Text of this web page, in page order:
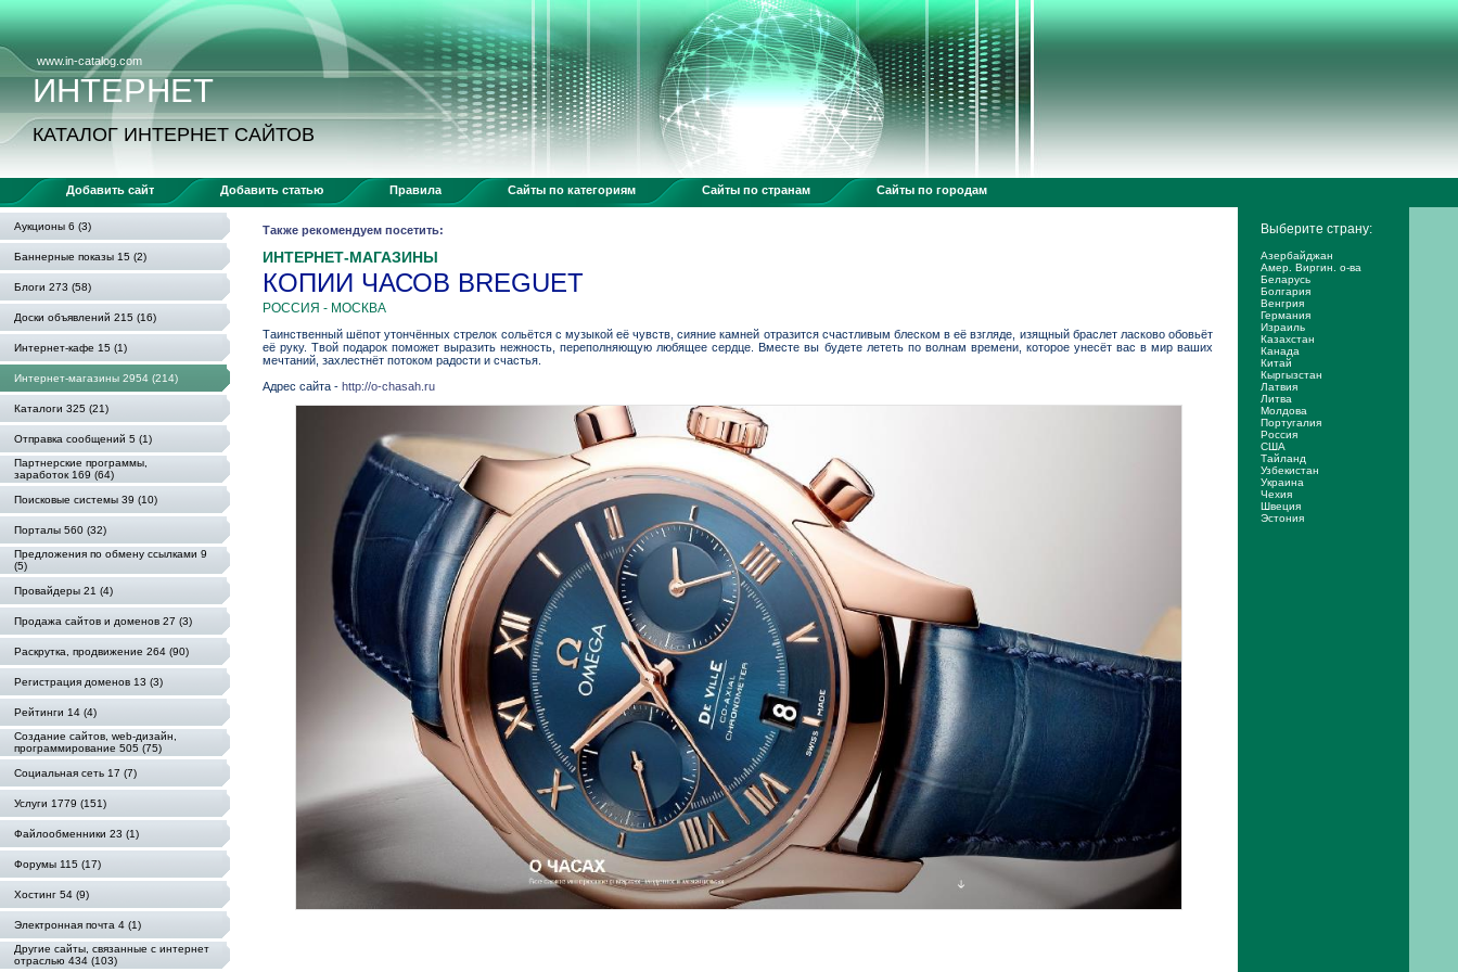
www.in-catalog.com
ИНТЕРНЕТ
КАТАЛОГ ИНТЕРНЕТ САЙТОВ
Добавить сайт Добавить статью Правила Сайты по категориям Сайты по странам Сайты по городам
Аукционы 6 (3)
Баннерные показы 15 (2)
Блоги 273 (58)
Доски объявлений 215 (16)
Интернет-кафе 15 (1)
Интернет-магазины 2954 (214)
Каталоги 325 (21)
Отправка сообщений 5 (1)
Партнерские программы,
заработок 169 (64)
Поисковые системы 39 (10)
Порталы 560 (32)
Предложения по обмену ссылками 9
(5)
Провайдеры 21 (4)
Продажа сайтов и доменов 27 (3)
Раскрутка, продвижение 264 (90)
Регистрация доменов 13 (3)
Рейтинги 14 (4)
Создание сайтов, web-дизайн,
программирование 505 (75)
Социальная сеть 17 (7)
Услуги 1779 (151)
Файлообменники 23 (1)
Форумы 115 (17)
Хостинг 54 (9)
Электронная почта 4 (1)
Другие сайты, связанные с интернет
отраслью 434 (103)
Также рекомендуем посетить:
ИНТЕРНЕТ-МАГАЗИНЫ
КОПИИ ЧАСОВ BREGUET
РОССИЯ - МОСКВА
Таинственный шёпот утончённых стрелок сольётся с музыкой её чувств, сияние камней отразится счастливым блеском в её взгляде, изящный браслет ласково обовьёт
её руку. Твой подарок поможет выразить нежность, переполняющую любящее сердце. Вместе вы будете лететь по волнам времени, которое унесёт вас в мир ваших
мечтаний, захлестнёт потоком радости и счастья.
Адрес сайта - http://o-chasah.ru
Выберите страну:
Азербайджан
Амер. Виргин. о-ва
Беларусь
Болгария
Венгрия
Германия
Израиль
Казахстан
Канада
Китай
Кыргызстан
Латвия
Литва
Молдова
Португалия
Россия
США
Тайланд
Узбекистан
Украина
Чехия
Швеция
Эстония